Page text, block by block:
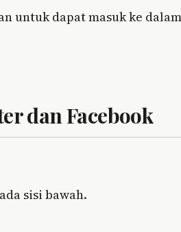
untuk dapat masuk ke dalam
dan Facebook
sisi bawah.